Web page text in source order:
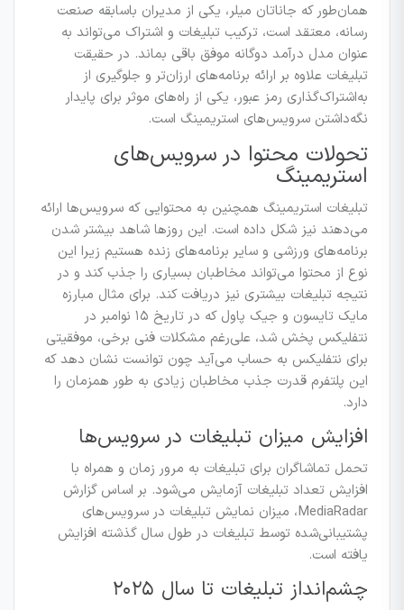
همان‌طور که جاناتان میلر، یکی از مدیران باسابقه صنعت
رسانه، معتقد است، ترکیب تبلیغات و اشتراک می‌تواند به
عنوان مدل درآمد دوگانه موفق باقی بماند. در حقیقت
تبلیغات علاوه بر ارائه برنامه‌های ارزان‌تر و جلوگیری از
به‌اشتراک‌گذاری رمز عبور، یکی از راه‌های موثر برای پایدار
نگه‌داشتن سرویس‌های استریمینگ است.
تحولات محتوا در سرویس‌های
استریمینگ
تبلیغات استریمینگ همچنین به محتوایی که سرویس‌ها ارائه
می‌دهند نیز شکل داده است. این روزها شاهد بیشتر شدن
برنامه‌های ورزشی و سایر برنامه‌های زنده هستیم زیرا این
نوع از محتوا می‌تواند مخاطبان بسیاری را جذب کند و در
نتیجه تبلیغات بیشتری نیز دریافت کند. برای مثال مبارزه
مایک تایسون و جیک پاول که در تاریخ ۱۵ نوامبر در
نتفلیکس پخش شد، علی‌رغم مشکلات فنی برخی، موفقیتی
برای نتفلیکس به حساب می‌آید چون توانست نشان دهد که
این پلتفرم قدرت جذب مخاطبان زیادی به طور همزمان را
دارد.
افزایش میزان تبلیغات در سرویس‌ها
تحمل تماشاگران برای تبلیغات به مرور زمان و همراه با
افزایش تعداد تبلیغات آزمایش می‌شود. بر اساس گزارش
MediaRadar، میزان نمایش تبلیغات در سرویس‌های
پشتیبانی‌شده توسط تبلیغات در طول سال گذشته افزایش
یافته است.
چشم‌انداز تبلیغات تا سال ۲۰۲۵